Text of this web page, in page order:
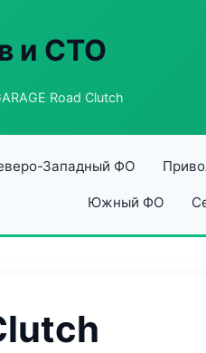
и СТО
Road Clutch
Западный ФО
Южный ФО